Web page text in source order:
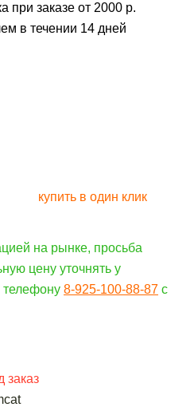
при заказе от 2000 р.
в течении 14 дней
купить в один клик
на рынке, просьба
цену уточнять у
телефону 8-925-100-88-87 c
заказ